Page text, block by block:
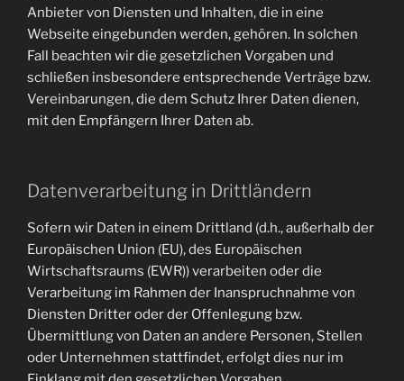
Anbieter von Diensten und Inhalten, die in eine
Webseite eingebunden werden, gehören. In solchen
Fall beachten wir die gesetzlichen Vorgaben und
schließen insbesondere entsprechende Verträge bzw.
Vereinbarungen, die dem Schutz Ihrer Daten dienen,
mit den Empfängern Ihrer Daten ab.
Datenverarbeitung in Drittländern
Sofern wir Daten in einem Drittland (d.h., außerhalb der
Europäischen Union (EU), des Europäischen
Wirtschaftsraums (EWR)) verarbeiten oder die
Verarbeitung im Rahmen der Inanspruchnahme von
Diensten Dritter oder der Offenlegung bzw.
Übermittlung von Daten an andere Personen, Stellen
oder Unternehmen stattfindet, erfolgt dies nur im